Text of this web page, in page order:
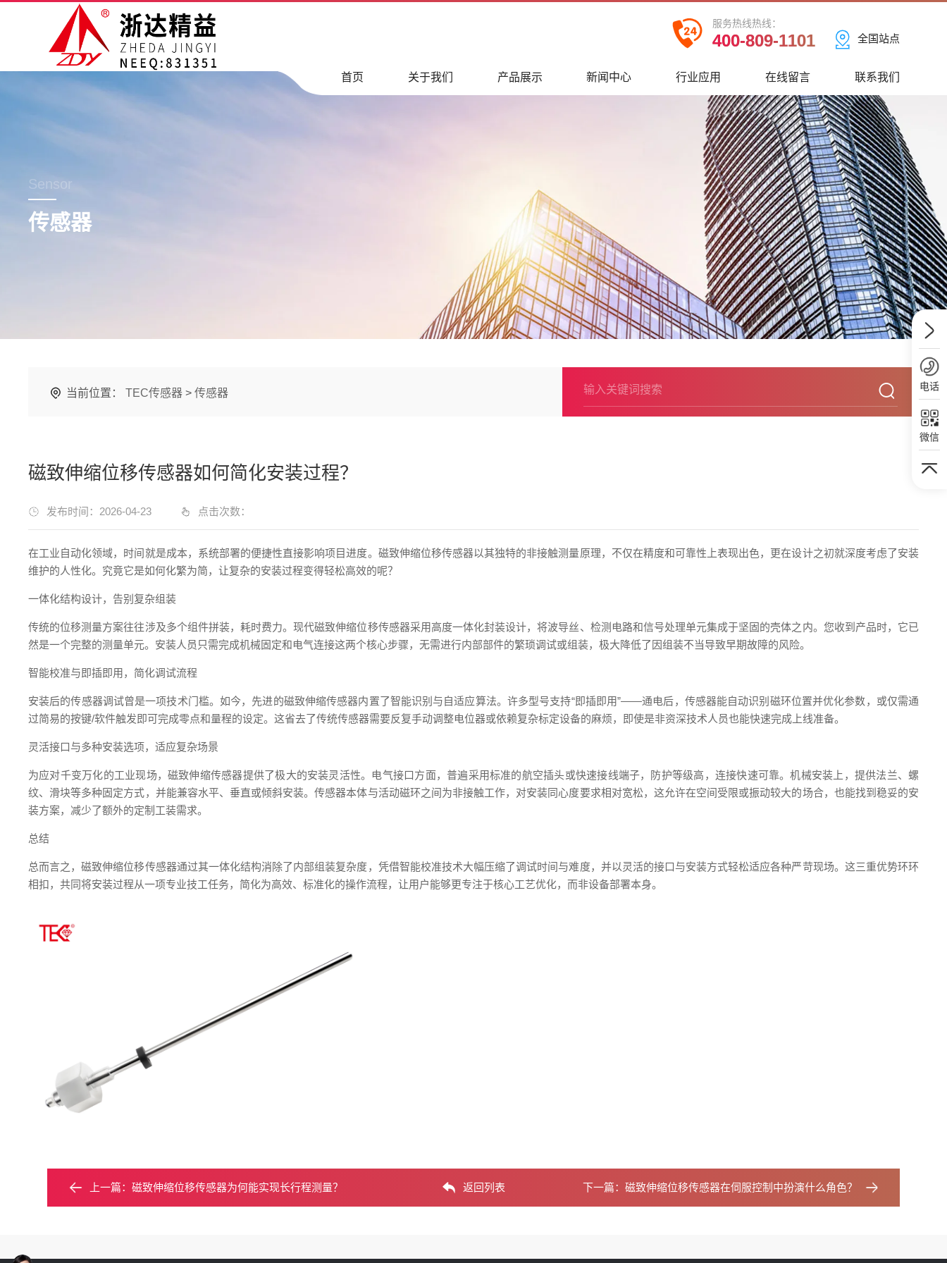
全国站点
服务热线热线：
400-809-1101
首页 关于我们 产品展示 新闻中心 行业应用 在线留言 联系我们
Sensor
传感器
当前位置： TEC传感器 > 传感器
磁致伸缩位移传感器如何简化安装过程？
发布时间：2026-04-23 点击次数：
在工业自动化领域，时间就是成本，系统部署的便捷性直接影响项目进度。磁致伸缩位移传感器以其独特的非接触测量原理，不仅在精度和可靠性上表现出色，更在设计之初就深度考虑了安装
维护的人性化。究竟它是如何化繁为简，让复杂的安装过程变得轻松高效的呢？
一体化结构设计，告别复杂组装
传统的位移测量方案往往涉及多个组件拼装，耗时费力。现代磁致伸缩位移传感器采用高度一体化封装设计，将波导丝、检测电路和信号处理单元集成于坚固的壳体之内。您收到产品时，它已
然是一个完整的测量单元。安装人员只需完成机械固定和电气连接这两个核心步骤，无需进行内部部件的繁琐调试或组装，极大降低了因组装不当导致早期故障的风险。
智能校准与即插即用，简化调试流程
安装后的传感器调试曾是一项技术门槛。如今，先进的磁致伸缩传感器内置了智能识别与自适应算法。许多型号支持“即插即用”——通电后，传感器能自动识别磁环位置并优化参数，或仅需通
过简易的按键/软件触发即可完成零点和量程的设定。这省去了传统传感器需要反复手动调整电位器或依赖复杂标定设备的麻烦，即使是非资深技术人员也能快速完成上线准备。
灵活接口与多种安装选项，适应复杂场景
为应对千变万化的工业现场，磁致伸缩传感器提供了极大的安装灵活性。电气接口方面，普遍采用标准的航空插头或快速接线端子，防护等级高，连接快速可靠。机械安装上，提供法兰、螺
纹、滑块等多种固定方式，并能兼容水平、垂直或倾斜安装。传感器本体与活动磁环之间为非接触工作，对安装同心度要求相对宽松，这允许在空间受限或振动较大的场合，也能找到稳妥的安
装方案，减少了额外的定制工装需求。
总结
总而言之，磁致伸缩位移传感器通过其一体化结构消除了内部组装复杂度，凭借智能校准技术大幅压缩了调试时间与难度，并以灵活的接口与安装方式轻松适应各种严苛现场。这三重优势环环
相扣，共同将安装过程从一项专业技工任务，简化为高效、标准化的操作流程，让用户能够更专注于核心工艺优化，而非设备部署本身。
上一篇：磁致伸缩位移传感器为何能实现长行程测量？ 返回列表 下一篇： 磁致伸缩位移传感器在伺服控制中扮演什么角色？
电话
微信